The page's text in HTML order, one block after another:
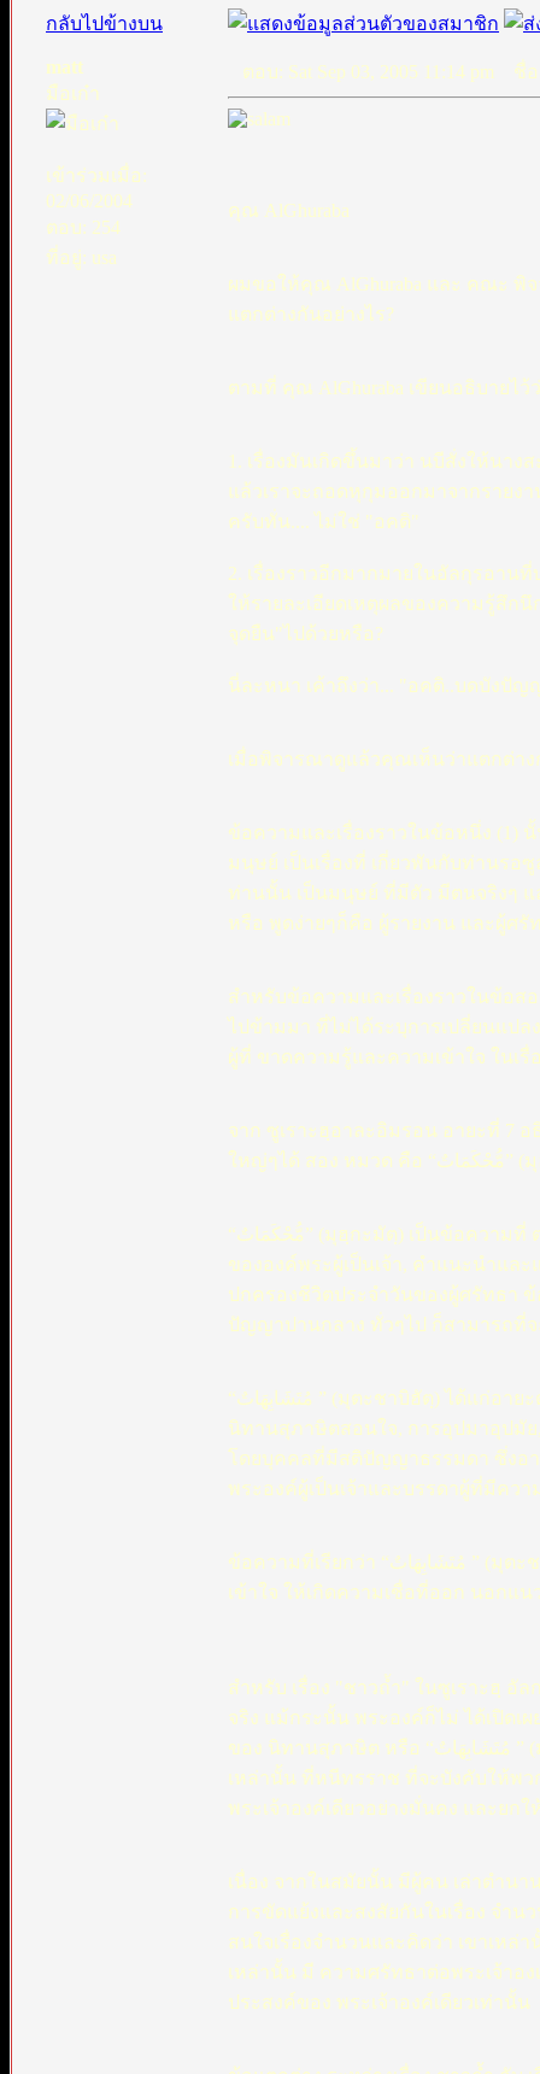
กลับไปข้างบน
matt
มือเก๋า
เข้าร่วมเมื่อ:
02/06/2004
ตอบ: 254
ที่อยู่: usa
ตอบ: Sat Sep 03, 2005 11:14 pm ชื่อ
คุณ AlGhuraba
ผมขอให้คุณ AlGhuraba และ คณะ พิ
แตกต่างกันอย่างไร?
ตามที่ คุณ AlGhuraba เขียนอธิบายไว้
1. เรื่องมันเกิดขึ้นมาว่า นบีสั่งให้นา
แล้วเราจะถอดหุกุมออกมาจากรายง
ครับทั่น.... ไม่ใช่ "อคติ"
2. เรื่องราวอีกมากมายในอัลกุรอาน
ให้รายละเอียดเหตุผลของความรู้สึก
จุดยืน"ไปด้วยหรือ?
นี่ละหนา เค้าถึงว่า... "อคติ..บดบังปัญ
เมื่อพิจารณาดูแล้วคุณเห็นว่าแตกต่า
ข้อความและเรื่องราวในข้อหนึ่ง (1)
มนุษย์ เป็นเรื่องที่ เกี่ยวพันกับท่านร
ท่านนั้น เป็นมนุษย์ ที่มีตัว มีตนจริงๆ
หรือ พูดง่ายๆก็คือ ผู้รายงาน และผู้ศ
สำหรับข้อความและเรื่องราวในข้อส
ไปข้ามมา ที่ไม่ได้ระบุการเปลี่ยนแป
จาก ซูเราะฮฺอาละอิมรอน อายะที่ 7
“مُّحْكَمَاتٌ” (มุฮฺกะมัตฺ) เป็นข้อความที่ ตรงไปตรงมา, เกี่ยวพันกับความศรัทธา, ในเรื่องเตาฮีด(ความเป็นหนึ่งเดียว
ขององค์พระผู้เป็นเจ้า, คำแนะนำแล
ปกครองชีวิตประจำวันของผู้ศรัทธา
ปัญญาปานกลาง ทั่วๆไป ก็สามารถที่จ
“مُتَشَابِهَاتٌ ” (มุตะชาบิฮัตฺ) ได้แก่อายะต่างๆที่ มีความหมายแฝงอยู่ภายในเรื่องราว หรือ สำนวน โวหาร เป็น
นิทานสุภาษิตสอนใจ, การอุปมาอุปมัย
โดยบุคคลที่มีสติปัญญาธรรมดา ซึ่งอา
พระองค์ผู้เป็นเจ้าและบรรดาผู้ที่มีคว
ข้อความที่เรียกว่า “مُتَشَابِهَاتٌ ” (มุตะชาบิฮัตฺ) นี้ แหละที่บรรดาผูฉ้อฉล นำมาแปลบิดเบือน หลอกลวงผู้ที่ไม่
เข้าใจ ให้เกิดความเชื่อที่ออก นอกแ
สำหรับ เรื่อง "ชาวถ้ำ" ในซูเราะฮฺ อัล
จริง แม้กระนั้น พระองค์ก็ไม่ ได้เปิดเ
ของ นิทานสุภาษิต หรือ “مُتَشَابِهَاتٌ ” (มุตะชาบิฮัตฺ), ที่มีคติสอนใจ ในเรื่องความศรัทธา ของ ชายผู้อยู่ ในถ้ำนั้น
เหล่านั้น ที่หนีทรราช ที่จะบังคับให้พว
พระเจ้าองค์เดียวอย่างมั่นคง และยก
เนื่อง จากในสมัยนั้น มีผู้คน เล่าตำนา
การขัดแย้งและสงสัยกันในเรื่อง จำน
สนใจเรื่องจำนวนและคิดว่า เขาเหล่
เหล่านั้น มี ความศรัทธาต่อพระเจ้าอ
ประสงค์ของ พระเจ้าองค์เดียวเท่านั้น